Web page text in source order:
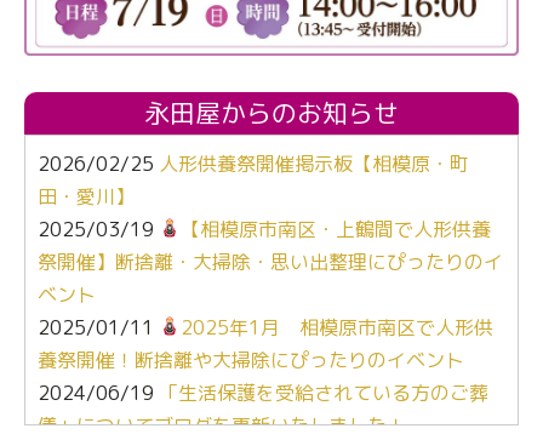
永田屋からのお知らせ
2026/02/25 人形供養祭開催掲示板【相模原・町
田・愛川】
2025/03/19
【相模原市南区・上鶴間で人形供養
祭開催】断捨離・大掃除・思い出整理にぴったりのイ
ベント
2025/01/11
2025年1月 相模原市南区で人形供
養祭開催！断捨離や大掃除にぴったりのイベント
2024/06/19 「生活保護を受給されている方のご葬
儀」についてブログを更新いたしました！